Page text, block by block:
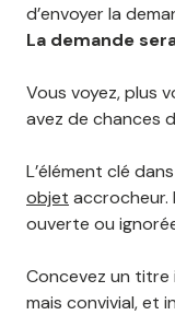
d’envoyer la
La demande
Vous voyez, plus
avez de chances
L’élément clé
objet accrocheur.
ouverte ou
Concevez un titre
mais convivial, et